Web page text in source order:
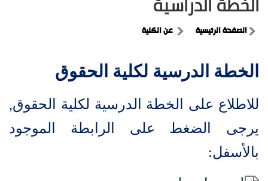
الخطة الدراسية
الصفحة الرئيسية عن الكلية
الخطة الدرسية لكلية الحقوق
للاطلاع على الخطة الدرسية لكلية الحقوق,
يرجى الضغط على الرابطة الموجود
بالأسفل: